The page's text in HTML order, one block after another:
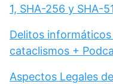
1, SHA-256 y SHA-
Delitos
cataclismos +
Aspectos Legales